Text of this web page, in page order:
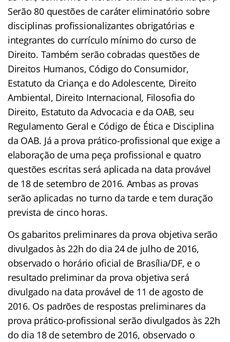
Serão 80 questões de caráter eliminatório sobre
disciplinas profissionalizantes obrigatórias e
integrantes do currículo mínimo do curso de
Direito. Também serão cobradas questões de
Direitos Humanos, Código do Consumidor,
Estatuto da Criança e do Adolescente, Direito
Ambiental, Direito Internacional, Filosofia do
Direito, Estatuto da Advocacia e da OAB, seu
Regulamento Geral e Código de Ética e Disciplina
da OAB. Já a prova prático-profissional que exige a
elaboração de uma peça profissional e quatro
questões escritas será aplicada na data provável
de 18 de setembro de 2016. Ambas as provas
serão aplicadas no turno da tarde e tem duração
prevista de cinco horas.
Os gabaritos preliminares da prova objetiva serão
divulgados às 22h do dia 24 de julho de 2016,
observado o horário oficial de Brasília/DF, e o
resultado preliminar da prova objetiva será
divulgado na data provável de 11 de agosto de
2016. Os padrões de respostas preliminares da
prova prático-profissional serão divulgados às 22h
do dia 18 de setembro de 2016, observado o